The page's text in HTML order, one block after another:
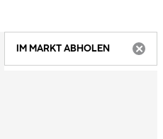
IM MARKT ABHOLEN